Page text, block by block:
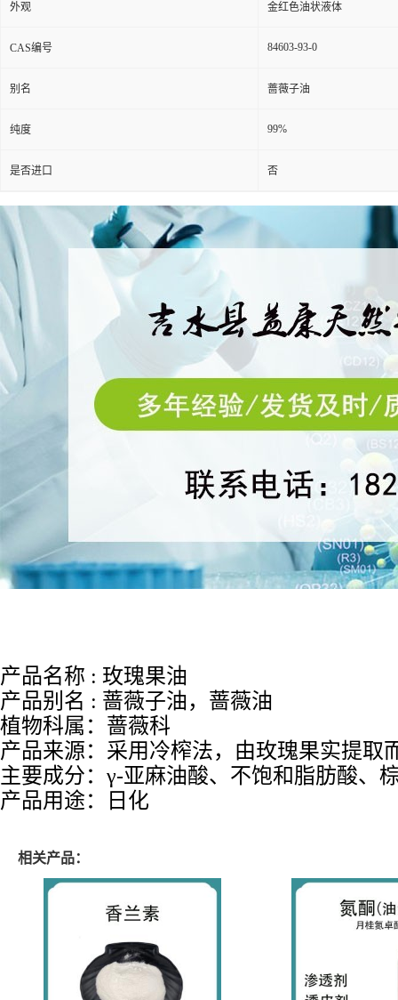
外观 金红色油状液体
CAS编号 84603-93-0
别名 蔷薇子油
纯度 99%
是否进口 否
产品名称 : 玫瑰果油
产品别名 : 蔷薇子油 ， 蔷薇油
植物科属：蔷薇科
产品来源：采用冷榨法，由玫瑰果实提取
主要成分： γ-亚麻油酸、不饱和脂肪酸、
产品用途：日化
相关产品：